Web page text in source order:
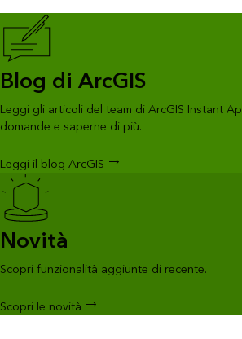
Blog di ArcGIS
Leggi gli articoli del team di ArcGIS Instant
domande e saperne di più.
Leggi il blog ArcGIS
Novità
Scopri funzionalità aggiunte di recente.
Scopri le novità